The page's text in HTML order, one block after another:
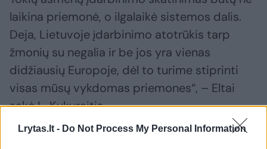
Lrytas.lt - Do Not Process My Personal Information
laikina priemonė, o ilgalaikė sistemos dalis.
Deja, Lietuvoje įdarbinimo atotrūkis tarp
žmonių su negalia ir be jos yra vienas
didžiausių Europoje, dėl to turime stiprinti
visas mūsų vykdomas priemones“, – Eltai
sakė L. Kukuraitis.